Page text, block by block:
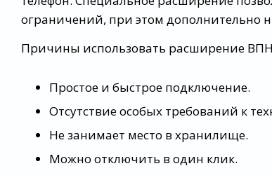
ограничений, при этом дополнительно
Причины использовать расширение
Простое и быстрое подключение.
Отсутствие особых требований к
Не занимает место в хранилище.
Можно отключить в один клик.